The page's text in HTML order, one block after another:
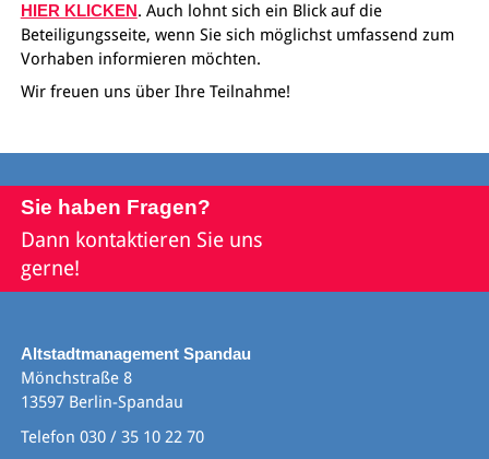
HIER KLICKEN. Auch lohnt sich ein Blick auf die
Beteiligungsseite, wenn Sie sich möglichst umfassend zum
Vorhaben informieren möchten.
Wir freuen uns über Ihre Teilnahme!
Sie haben Fragen?
Dann kontaktieren Sie uns
gerne!
Altstadtmanagement Spandau
Mönchstraße 8
13597 Berlin-Spandau
Telefon 030 / 35 10 22 70